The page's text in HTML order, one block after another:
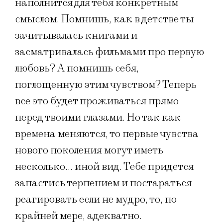
смыслом. Помнишь, как в детстве ты
зачитывалась книгами и
засматривалась фильмами про первую
любовь? А помнишь себя,
поглощенную этим чувством? Теперь
все это будет проживаться прямо
перед твоими глазами. Но так как
времена меняются, то первые чувства
нового поколения могут иметь
несколько… иной вид. Тебе придется
запастись терпением и постараться
реагировать если не мудро, то, по
крайней мере, адекватно.